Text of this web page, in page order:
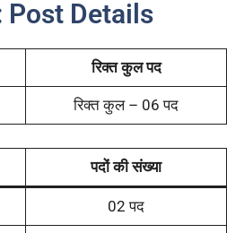
Post Details
रिक्त कुल पद
रिक्त कुल – 06 पद
पदों की संख्या
02 पद